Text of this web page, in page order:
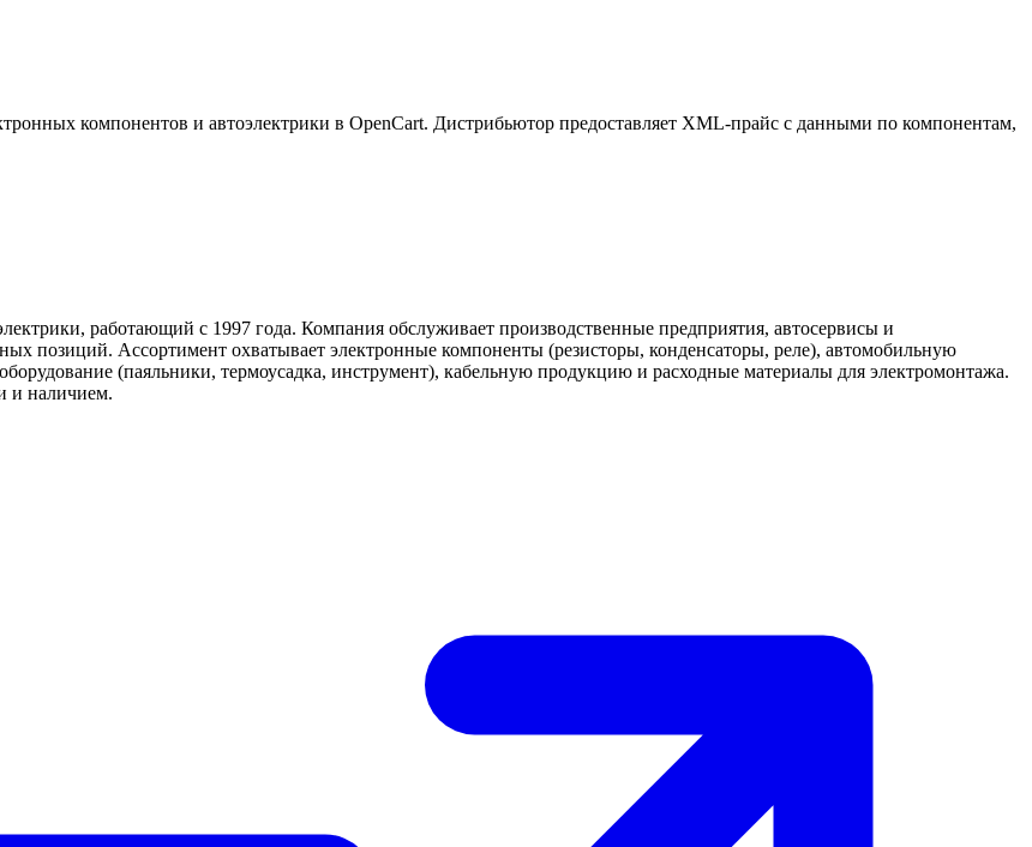
компонентов и автоэлектрики в OpenCart. Дистрибьютор предоставляет XML-прайс с данными по компонентам,
работающий с 1997 года. Компания обслуживает производственные предприятия, автосервисы и
позиций. Ассортимент охватывает электронные компоненты (резисторы, конденсаторы, реле), автомобильную
(паяльники, термоусадка, инструмент), кабельную продукцию и расходные материалы для электромонтажа.
и наличием.